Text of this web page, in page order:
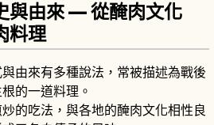
與由來 — 從醃肉文化
料理
由來有多種說法，常被描述為戰後
的一道料理。
的吃法，與各地的醃肉文化相性良